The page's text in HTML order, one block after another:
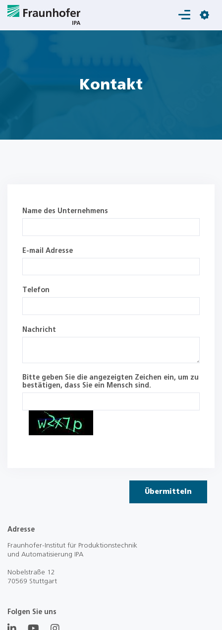
Login
Kontakt
Name des Unternehmens
E-mail Adresse
Telefon
Nachricht
Bitte geben Sie die angezeigten Zeichen ein, um zu
bestätigen, dass Sie ein Mensch sind.
Übermitteln
Adresse
Fraunhofer-Institut für Produktionstechnik
und Automatisierung IPA
Nobelstraße 12
70569 Stuttgart
Folgen Sie uns